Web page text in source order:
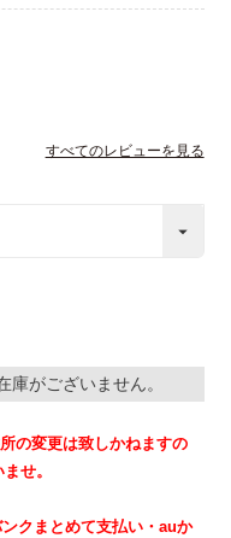
すべてのレビューを見る
がございません。
の変更は致しかねますの
せ。
クまとめて支払い・auか